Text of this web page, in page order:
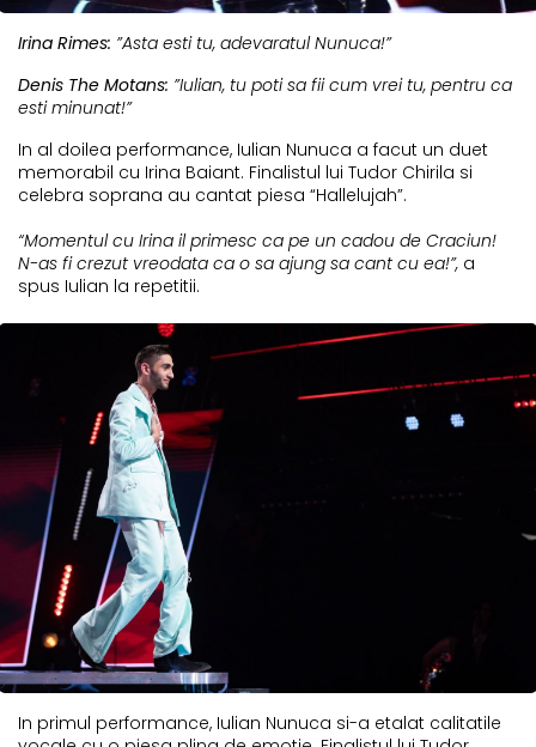
Irina Rimes: ”Asta esti tu, adevaratul Nunuca!”
Denis The Motans: ”Iulian, tu poti sa fii cum vrei tu, pentru ca
esti minunat!”
In al doilea performance, Iulian Nunuca a facut un duet
memorabil cu Irina Baiant. Finalistul lui Tudor Chirila si
celebra soprana au cantat piesa “Hallelujah”.
“Momentul cu Irina il primesc ca pe un cadou de Craciun!
N-as fi crezut vreodata ca o sa ajung sa cant cu ea!”, a
spus Iulian la repetitii.
In primul performance, Iulian Nunuca si-a etalat calitatile